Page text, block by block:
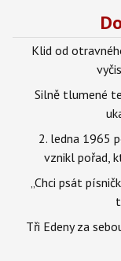
Klid od
Silně tlumené
2. ledna 1965
vznikl pořad,
„Chci psát
Tři Edeny za